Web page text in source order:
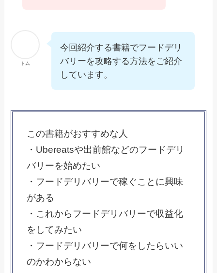
トム
今回紹介する書籍でフードデリ
バリーを攻略する方法をご紹介
しています。
この書籍がおすすめな人
・Ubereatsや出前館などのフードデリ
バリーを始めたい
・フードデリバリーで稼ぐことに興味
がある
・これからフードデリバリーで収益化
をしてみたい
・フードデリバリーで何をしたらいい
のかわからない